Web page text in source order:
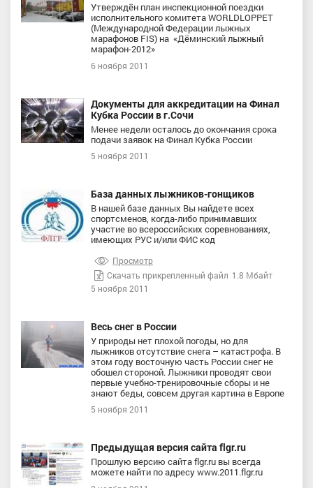
Утверждён план инспекционной поездки
исполнительного комитета WORLDLOPPET
(Международной Федерации лыжных
марафонов FIS) на «Дёминский лыжный
марафон-2012»
6 ноября 2011
Документы для аккредитации на Финал
Кубка России в г.Сочи
Менее недели осталось до окончания срока
подачи заявок на Финал Кубка России
5 ноября 2011
База данных лыжников-гонщиков
В нашей базе данных Вы найдете всех
спортсменов, когда-либо принимавших
участие во всероссийских соревнованиях,
имеющих РУС и/или ФИС код
Просмотр
Скачать прикрепленный файл 1.8 Мбайт
5 ноября 2011
Весь снег в России
У природы нет плохой погоды, но для
лыжников отсутствие снега – катастрофа. В
этом году восточную часть России снег не
обошел стороной. Лыжники проводят свои
первые учебно-тренировочные сборы и не
знают беды, совсем другая картина в Европе
5 ноября 2011
Предыдущая версия сайта flgr.ru
Прошлую версию сайта flgr.ru вы всегда
можете найти по адресу www.2011.flgr.ru